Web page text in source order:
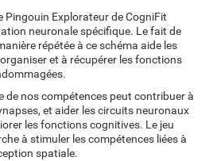
Pingouin Explorateur de CogniFit
neuronale spécifique. Le fait de
répétée à ce schéma aide les
et à récupérer les fonctions
de nos compétences peut contribuer à
et aider les circuits neuronaux
les fonctions cognitives. Le jeu
à stimuler les compétences liées à
spatiale.